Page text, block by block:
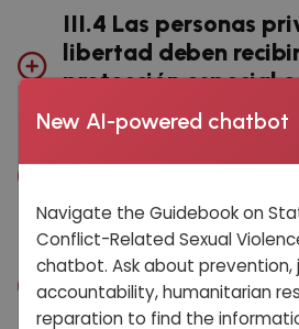
III.4 Las personas
libertad deben
protección especial
VSVC
otros instrumentos
para la erradicación
III.6 Los Estados
y apoyar la
mecanismos
New AI-powered chatbot
Navigate the Guidebook on
Conflict-Related Sexual
chatbot. Ask about prevention,
accountability, humanitarian
reparation to find the